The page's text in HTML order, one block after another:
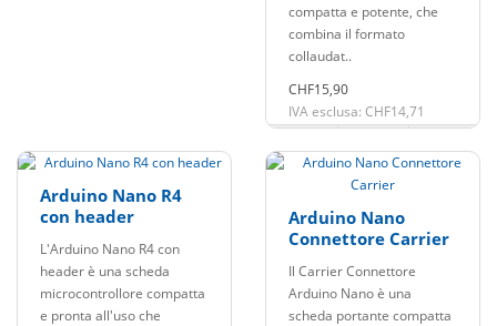
compatta e potente, che
combina il formato
collaudat..
CHF15,90
IVA esclusa: CHF14,71
Arduino Nano R4
con header
L'Arduino Nano R4 con
header è una scheda
microcontrollore compatta
e pronta all'uso che
Arduino Nano
Connettore Carrier
Il Carrier Connettore
Arduino Nano è una
scheda portante compatta